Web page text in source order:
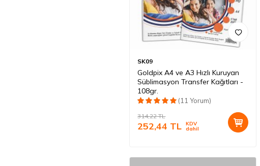
SK09
Goldpix A4 ve A3 Hızlı Kuruyan
Süblimasyon Transfer Kağıtları -
108gr.
(11 Yorum)
314,22TL
252,44 TL KDV
dahil